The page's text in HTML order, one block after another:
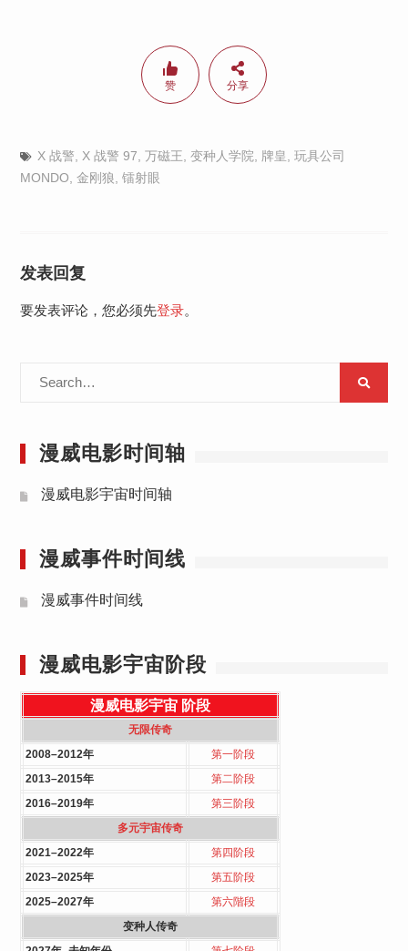
赞 分享
X 战警, X 战警 97 万磁王 变种人学院 牌皇
玩具公司
MONDO 金刚狼 镭射眼
发表回复
要发表评论，您必须先登录。
漫威电影时间轴
漫威电影宇宙时间轴
漫威事件时间线
漫威事件时间线
漫威电影宇宙阶段
漫威电影宇宙 阶段
无限传奇
2008–2012年
第一阶段
2013–2015年
第二阶段
2016–2019年
第三阶段
多元宇宙传奇
2021–2022年
第四阶段
2023–2025年
第五阶段
2025–2027年
第六階段
变种人传奇